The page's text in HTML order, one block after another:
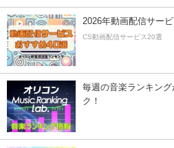
2026年動画配信サー
CS動画配信サービス20選
毎週の音楽ランキン
ク！